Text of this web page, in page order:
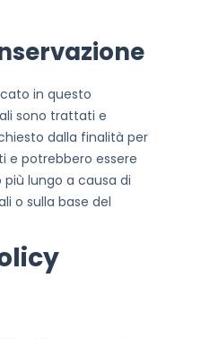
in questo
sono trattati e
dalla finalità per
e potrebbero essere
lungo a causa di
o sulla base del